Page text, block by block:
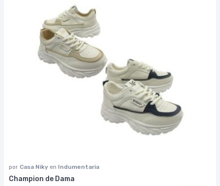
por Casa Niky en Indumentaria
Champion de Dama